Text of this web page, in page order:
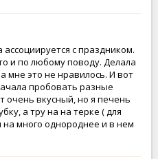
с праздником.
и по любому поводу. Делала
мне это не нравилось. И вот
пробовать разные
вкусный, но я печень
а тру на на терке ( для
много однороднее и в нем